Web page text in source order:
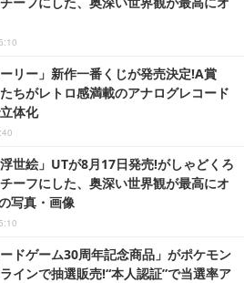
ーリー」新作一番くじが発売決定!A賞
ちがレトロ感満載のアナログレコード
体化
世絵」UTが8月17日発売!がしゃどくろ
ーフにした、奥深い世界観が最高にオ
写真・画像
ードゲーム30周年記念商品」がポケモン
インで抽選販売!“本人認証”で当選率ア